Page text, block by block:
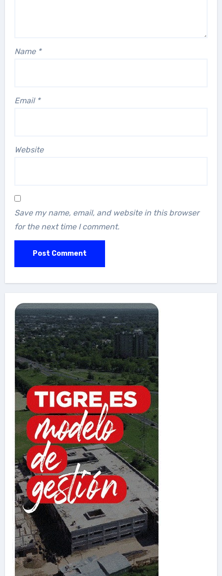
Name *
Email *
Website
Save my name, email, and website in this browser
for the next time I comment.